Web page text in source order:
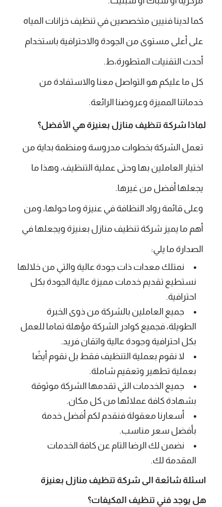
كما لدينا فنيين متخصصين في تنظيف خزانات المياه
على أعلى مستوى من الجودة والاحترافية باستخدام
أحدث التقنيات المتطورة،ط.
كل ما عليكم هو التواصل معنا والاستفادة من
خدماتنا المميزة وعروضنا الرائعة.
لماذا شركة تنظيف منازل بعنيزة هي الأفضل؟
تعمل الشركة بخطوات مدروسة ومنظمة بداية من
اختيار العاملين بها وحتى عملية التنظيف، وهذا ما
يجعلها أفضل من غيرها.
وعلى قائمة رواد النظافة في عنيزة وما حولها، ومن
أهم ما يميز شركة تنظيف منازل بعنيزة ويجعلها في
الصدارة ما يلي:
نمتلك معدات ذات جودة عالية والتي من خلالها
نستطيع تقديم خدمات مميزة عالية الجودة بكل
احترافية.
جميع العاملين بالشركة من ذوى الخبرة
الطويلة، فجميع كوادر الشركة مؤهلة تماما للعمل
بكل احترافية وجودة عالية واتقان فريد.
لا نقوم بعملية التنظيف فقط بل نقوم أيضًا
بعملية تطهير وتعقيم شاملة.
جميع الخدمات التي تقدمها الشركة موثوقة
بشهادة كافة عملائها من كل مكان.
أسعارنا معقولة فنقدم لكم أفضل خدمة
بأفضل سعر مناسب.
نضمن لك الرضا التام عن كافة الخدمات
المقدمة لك.
اسئلة شائعة الى شركة تنظيف منازل بعنيزة
هل يوجد فني تنظيف المكيفات؟